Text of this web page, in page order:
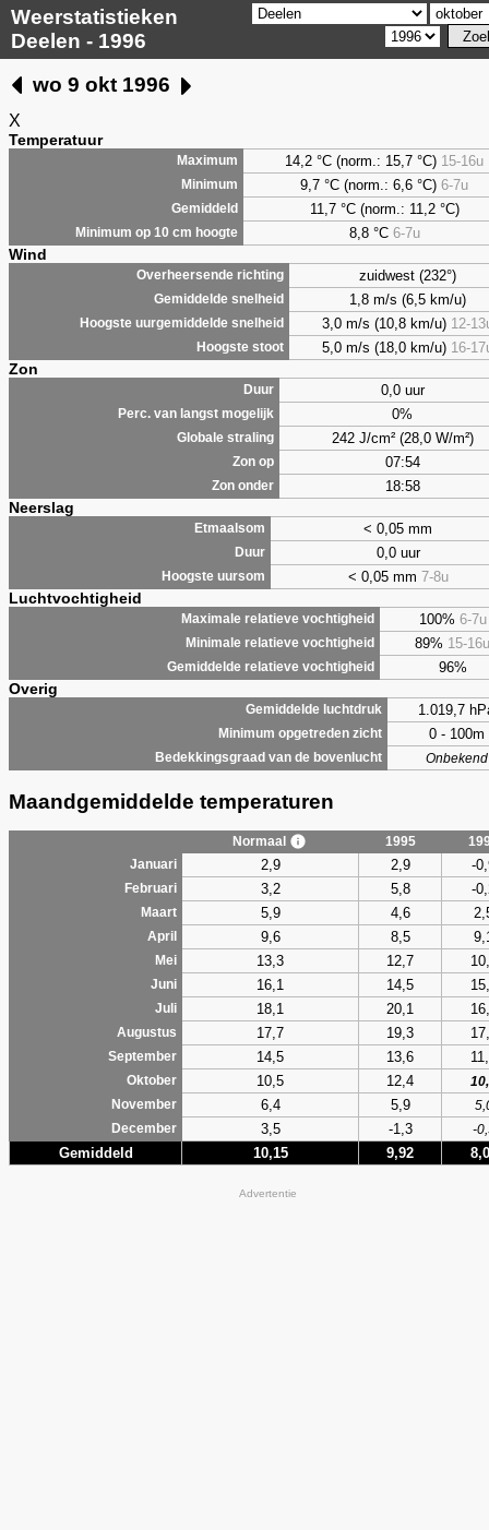
Weerstatistieken
Deelen - 1996
wo 9 okt 1996
X
Temperatuur
Maximum 14,2 °C (norm.: 15,7 °C) 15-16u
Minimum 9,7 °C (norm.: 6,6 °C) 6-7u
Gemiddeld 11,7 °C (norm.: 11,2 °C)
Minimum op 10 cm hoogte 8,8°C 6-7u
Wind
Overheersende richting zuidwest (232°)
Gemiddelde snelheid 1,8 m/s (6,5 km/u)
Hoogste uurgemiddelde snelheid 3,0 m/s (10,8 km/u) 12-
Hoogste stoot 5,0 m/s (18,0 km/u) 16-
Zon
Duur 0,0 uur
Perc. van langst mogelijk 0%
Globale straling 242 J/cm² (28,0 W/m²)
Zon op 07:54
Zon onder 18:58
Neerslag
Etmaalsom < 0,05 mm
Duur 0,0 uur
Hoogste uursom < 0,05 mm 7-8u
Luchtvochtigheid
Maximale relatieve vochtigheid 100% 6-7u
Minimale relatieve vochtigheid 89% 15-16u
Gemiddelde relatieve vochtigheid 96%
Overig
Gemiddelde luchtdruk 1.019,7
Minimum opgetreden zicht 0 - 100m
Bedekkingsgraad van de bovenlucht Onbekend
Maandgemiddelde temperaturen
Normaal 1995
Januari
2,9 2,9 -
Februari 3,2 5,8 -
Maart 5,9 4,6
April 9,6 8,5
Mei 13,3 12,7
Juni 16,1 14,5
Juli 18,1 20,1
Augustus 17,7 19,3
September 14,5 13,6
Oktober 10,5 12,4
November
6,4 5,9
December
3,5 -1,3 -
Gemiddeld 10,15 9,92
Advertentie